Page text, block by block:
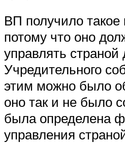
ВП получило такое
потому что оно
управлять страной
Учредительного
этим можно было
оно так и не было
была определена
управления